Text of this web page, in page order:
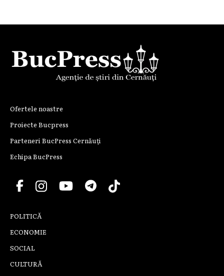
Ofertele noastre
Proiecte Bucpress
Parteneri BucPress Cernăuți
Echipa BucPress
POLITICĂ
ECONOMIE
SOCIAL
CULTURĂ